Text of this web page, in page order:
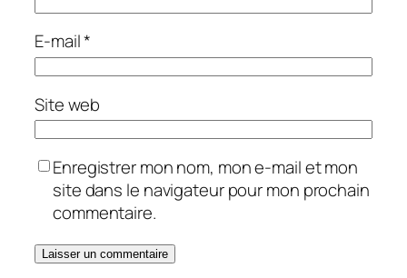
E-mail*
Site web
Enregistrer mon nom, mon e-mail et mon
site dans le navigateur pour mon prochain
commentaire.